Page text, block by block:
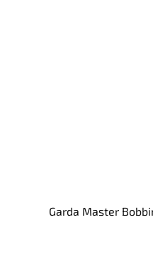
Garda Master